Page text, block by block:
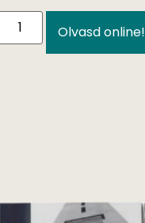
Olvasd online!